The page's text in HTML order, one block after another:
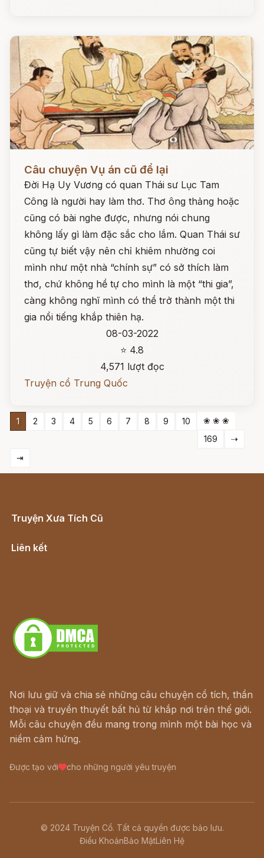
Câu chuyện Vụ án cũ để lại
Đời Hạ Uy Vương có quan Thái sư Lục Tam
Công là người hay làm thơ. Thơ ông thảng hoặc
cũng có bài nghe được, nhưng nói chung
không lấy gì làm đặc sắc cho lắm. Quan Thái sư
cũng tự biết vậy nên chỉ khiêm nhường coi
mình như một nhà “chính sự” có sở thích làm
thơ, chứ không hề tự cho mình là một “thi gia”,
càng không nghĩ mình có thể trở thành một thi
gia nổi tiếng khắp thiên hạ.
08-03-2022
⭐ 4.8
4,571 lượt đọc
Truyện cổ Trung Quốc
1 2 3 4 5 6 7 8 9 10
❀ ❀ ❀
169
⇢
⇥
Truyện Xưa Tích Cũ
Liên kết
Nơi lưu giữ và chia sẻ những câu chuyện cổ tích, thần
thoại và truyền thuyết bất hủ từ khắp nơi trên thế giới.
Mỗi câu chuyện đều mang trong mình một bài học và
niềm cảm hứng.
Được tạo với cho những người yêu truyện
© 2024 Truyện Cổ. Tất cả quyền được bảo lưu.
Điều KhoảnBảo MậtLiên Hệ